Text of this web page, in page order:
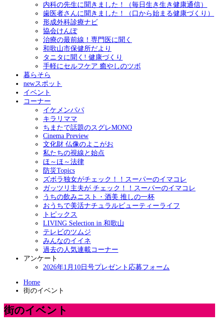
内科の先生に聞きました！（毎日生き生き健康通信）
歯医者さんに聞きました！（口から始まる健康づくり）
形成外科診療ナビ
協会けんぽ
治療の最前線！専門医に聞く
和歌山市保健所だより
タニタに聞く! 健康づくり
手軽にセルフケア 癒やしのツボ
暮らそら
newスポット
イベント
コーナー
イケメンパパ
キラリママ
ちまたで話題のスグレMONO
Cinema Preview
文化財 仏像のよこがお
私たちの視線と始点
ほ～ほ～法律
防災Topics
ズボラ独女がチェック！！スーパーのイマコレ
ガッツリ主夫が チェック！！スーパーのイマコレ
うちの飲みニスト・酒美 推しの一杯
おうちで美活ナチュラルビューティーライフ
トピックス
LIVING Selection in 和歌山
テレビのツムジ
みんなのイイネ
過去の人気連載コーナー
アンケート
2026年1月10日号プレゼント応募フォーム
Home
街のイベント
街のイベント